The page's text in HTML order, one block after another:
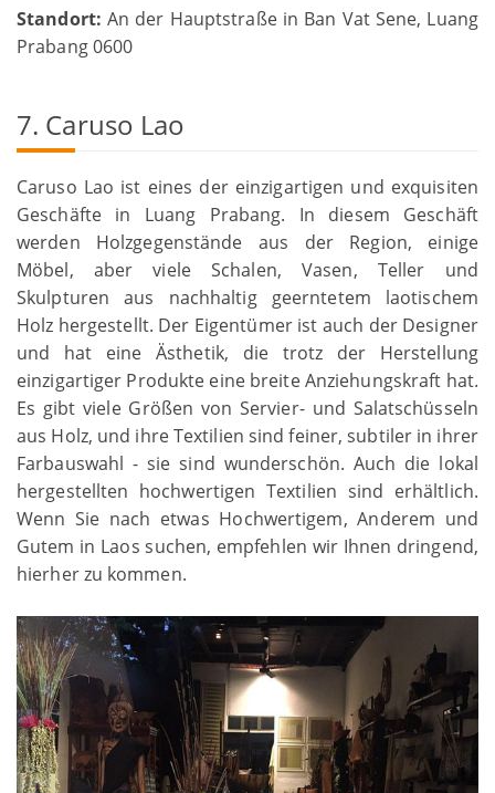
Standort: An der Hauptstraße in Ban Vat Sene, Luang
Prabang 0600
7. Caruso Lao
Caruso Lao ist eines der einzigartigen und exquisiten
Geschäfte in Luang Prabang. In diesem Geschäft
werden Holzgegenstände aus der Region, einige
Möbel, aber viele Schalen, Vasen, Teller und
Skulpturen aus nachhaltig geerntetem laotischem
Holz hergestellt. Der Eigentümer ist auch der Designer
und hat eine Ästhetik, die trotz der Herstellung
einzigartiger Produkte eine breite Anziehungskraft hat.
Es gibt viele Größen von Servier- und Salatschüsseln
aus Holz, und ihre Textilien sind feiner, subtiler in ihrer
Farbauswahl - sie sind wunderschön. Auch die lokal
hergestellten hochwertigen Textilien sind erhältlich.
Wenn Sie nach etwas Hochwertigem, Anderem und
Gutem in Laos suchen, empfehlen wir Ihnen dringend,
hierher zu kommen.